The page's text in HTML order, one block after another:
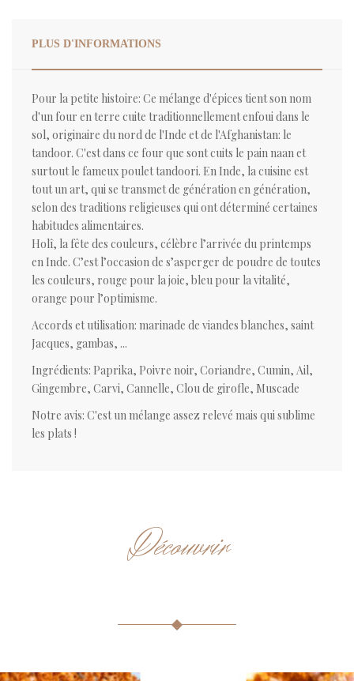
PLUS D'INFORMATIONS
Pour la petite histoire: Ce mélange d'épices tient son nom
d'un four en terre cuite traditionnellement enfoui dans le
sol, originaire du nord de l'Inde et de l'Afghanistan: le
tandoor. C'est dans ce four que sont cuits le pain naan et
surtout le fameux poulet tandoori. En Inde, la cuisine est
tout un art, qui se transmet de génération en génération,
selon des traditions religieuses qui ont déterminé certaines
habitudes alimentaires.
Holî, la fête des couleurs, célèbre l’arrivée du printemps
en Inde. C’est l’occasion de s’asperger de poudre de toutes
les couleurs, rouge pour la joie, bleu pour la vitalité,
orange pour l’optimisme.
Accords et utilisation: marinade de viandes blanches, saint
Jacques, gambas, ...
Ingrédients: Paprika, Poivre noir, Coriandre, Cumin, Ail,
Gingembre, Carvi, Cannelle, Clou de girofle, Muscade
Notre avis: C'est un mélange assez relevé mais qui sublime
les plats !
Découvrir